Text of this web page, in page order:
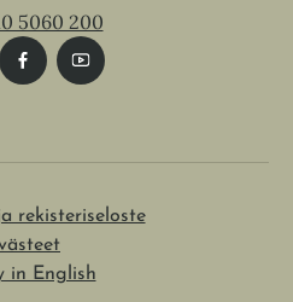
5060 200
rekisteriseloste
in English